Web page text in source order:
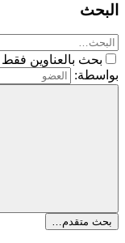
البحث
بحث بالعناوين فقط
بواسطة:
بحث متقدم…